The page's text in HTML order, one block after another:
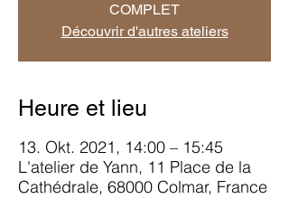
COMPLET
Découvrir d'autres ateliers
Heure et lieu
13. Okt. 2021, 14:00 – 15:45
L'atelier de Yann, 11 Place de la
Cathédrale, 68000 Colmar, France